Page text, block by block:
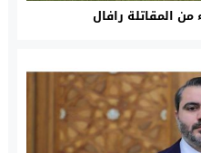
من المقاتلة رافال